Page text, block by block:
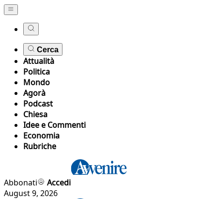
Cerca
Attualità
Politica
Mondo
Agorà
Podcast
Chiesa
Idee e Commenti
Economia
Rubriche
Abbonati
Accedi
August 9, 2026